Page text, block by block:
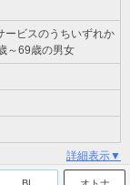
ービスのうちいずれか
～69歳の男女
詳細表示▼
BL オトナ